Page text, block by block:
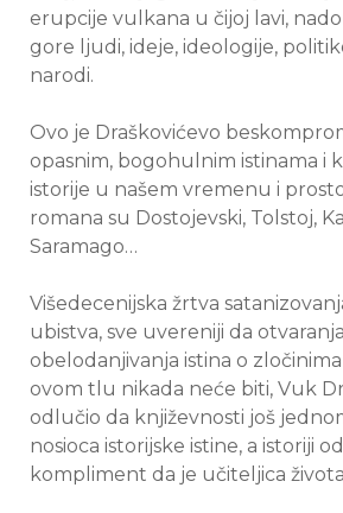
erupcije vulkana u čijoj lavi,
gore ljudi, ideje, ideologije,
narodi.
Ovo je Draškovićevo
opasnim, bogohulnim istinama i
istorije u našem vremenu i
romana su Dostojevski, Tolstoj,
Saramago…
Višedecenijska žrtva
ubistva, sve uvereniji da
obelodanjivanja istina o
ovom tlu nikada neće biti, Vuk
odlučio da književnosti još
nosioca istorijske istine, a istoriji
kompliment da je učiteljica